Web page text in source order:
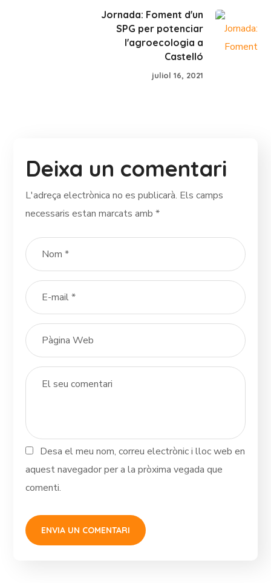
Jornada: Foment d'un
SPG per potenciar
l'agroecologia a
Castelló
juliol 16, 2021
Deixa un comentari
L'adreça electrònica no es publicarà. Els camps
necessaris estan marcats amb*
Desa el meu nom, correu electrònic i lloc web en
aquest navegador per a la pròxima vegada que
comenti.